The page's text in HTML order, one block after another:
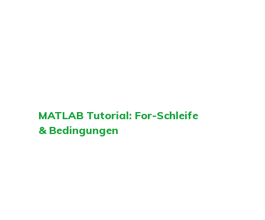
MATLAB Tutorial: For-Schleife
& Bedingungen